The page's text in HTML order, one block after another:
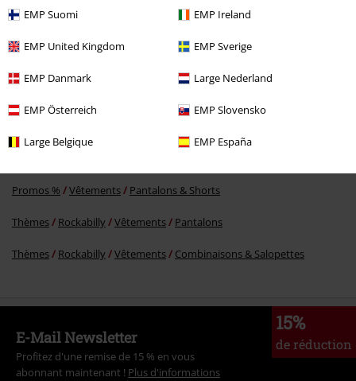
EMP Suomi EMP Ireland
EMP United Kingdom EMP Sverige
EMP Danmark Large Nederland
EMP Österreich EMP Slovensko
Large Belgique EMP España
Plus de catégories. Plus d'options.
Promos % Vêtements Pantalons & Shorts
Thèmes Rockabilly Vêtements Pantalons
Thèmes Rockabilly Vêtements Combinaisons & Salopettes
15%
de réduction
E-Mail Newsletter
Profitez d'une remise de 15 % en vous
abonnant maintenant ! Plus d'informations